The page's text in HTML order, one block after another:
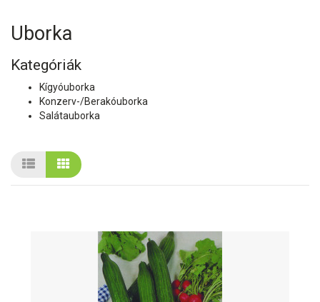
Uborka
Kategóriák
Kígyóuborka
Konzerv-/Berakóuborka
Salátauborka